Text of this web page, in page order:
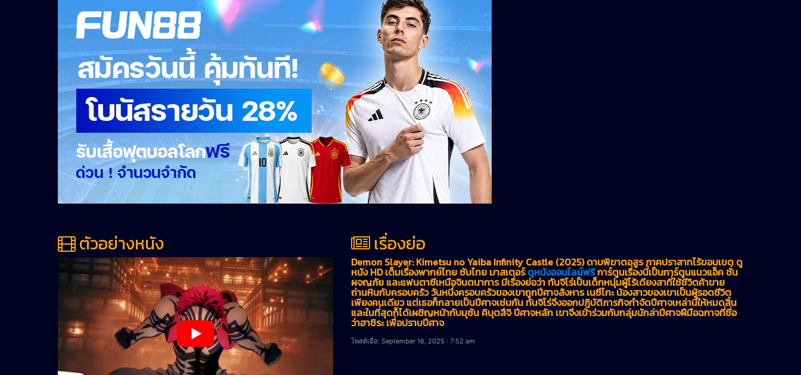
ตัวอย่างหนัง เรื่องย่อ
Demon Slayer: Kimetsu no Yaiba Infinity Castle (2025) ดาบพิฆาตอสูร ภาคปราสาทไร้ขอบเขต ดู
หนัง HD เต็มเรื่องพากย์ไทย ซับไทย มาสเตอร์ดูหนังออนไลน์ฟรีการ์ตูนเรื่องนี้เป็นการ์ตูนแนวแอ็ค ชั่น
ผจญภัย และแฟนตาซีเหนือจินตนาการ มีเรื่องย่อว่า ทันจิโร่เป็นเด็กหนุ่มผู้ไร้เดียงสาที่ใช้ชีวิตค้าขาย
ถ่านหินกับครอบครัว วันหนึ่งครอบครัวของเขาถูกปีศาจสังหาร เนซึโกะ น้องสาวของเขาเป็นผู้รอดชีวิต
เพียงคนเดียว แต่เธอก็กลายเป็นปีศาจเช่นกัน ทันจิโร่จึงออกปฏิบัติภารกิจกำจัดปีศาจเหล่านี้ให้หมดสิ้น
และในที่สุดก็ได้เผชิญหน้ากับมุซัน คิบุตสึจิ ปีศาจหลัก เขาจึงเข้าร่วมกับกลุ่มนักล่าปีศาจฝีมือฉกาจที่ชื่อ
ว่าฮาชิระ เพื่อปราบปีศาจ
โพสต์เมื่อ: September 16, 2025 : 7:52 am